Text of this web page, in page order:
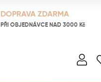
DOPRAVA ZDARMA
PŘI OBJEDNÁVCE NAD 3000 Kč